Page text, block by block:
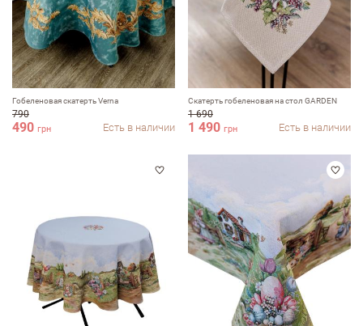
Гобеленовая скатерть Verna
790
490 грн Есть в наличии
Скатерть гобеленовая на стол GARDEN
1 690
1 490 грн Есть в наличии